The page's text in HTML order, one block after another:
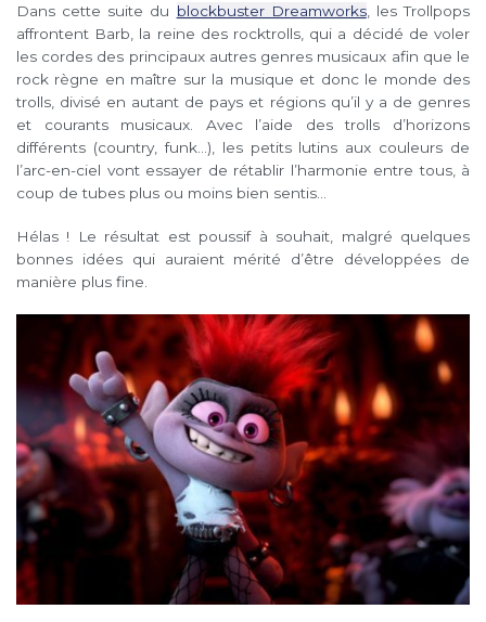
Dans cette suite du blockbuster Dreamworks, les Trollpops
affrontent Barb, la reine des rocktrolls, qui a décidé de voler
les cordes des principaux autres genres musicaux afin que le
rock règne en maître sur la musique et donc le monde des
trolls, divisé en autant de pays et régions qu’il y a de genres
et courants musicaux. Avec l’aide des trolls d’horizons
différents (country, funk…), les petits lutins aux couleurs de
l’arc-en-ciel vont essayer de rétablir l’harmonie entre tous, à
coup de tubes plus ou moins bien sentis…
Hélas ! Le résultat est poussif à souhait, malgré quelques
bonnes idées qui auraient mérité d’être développées de
manière plus fine.